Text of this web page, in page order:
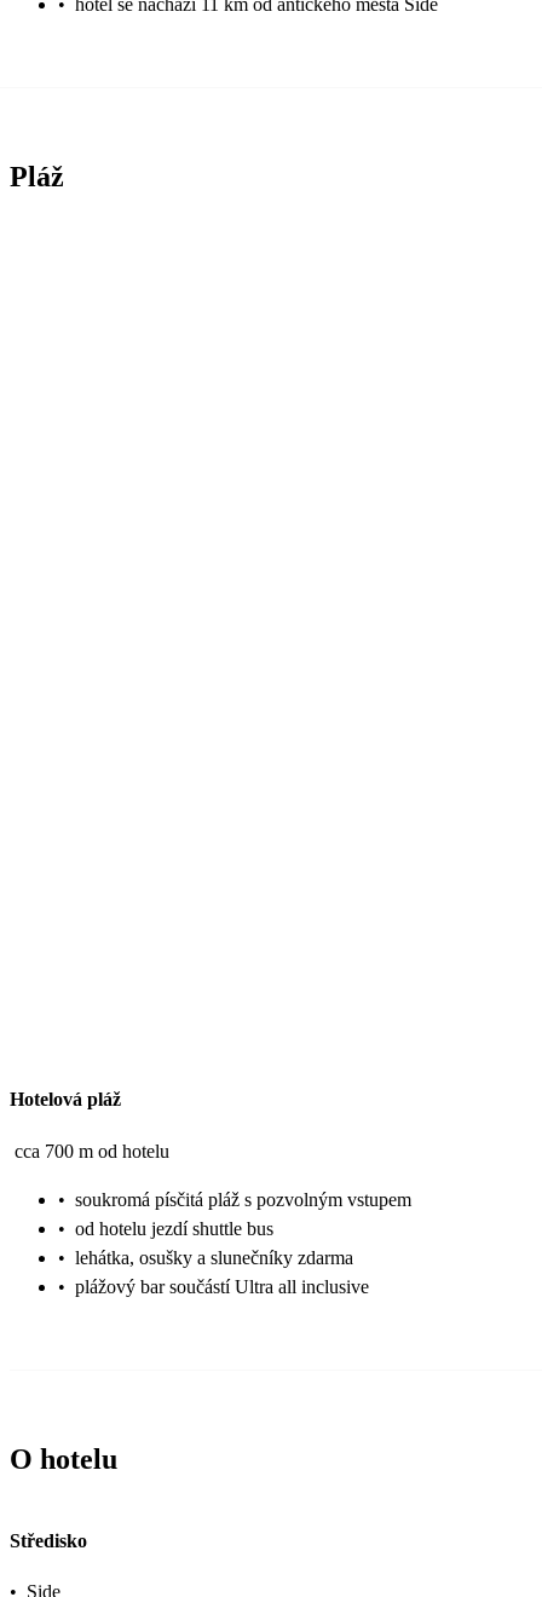
Pláž
Hotelová pláž
cca 700 m od hotelu
• soukromá písčitá pláž s pozvolným vstupem
• od hotelu jezdí shuttle bus
• lehátka, osušky a slunečníky zdarma
• plážový bar součástí Ultra all inclusive
O hotelu
Středisko
• Side